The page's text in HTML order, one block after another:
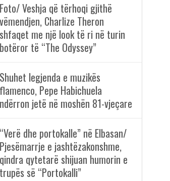
Foto/ Veshja që tërhoqi gjithë
vëmendjen, Charlize Theron
shfaqet me një look të ri në turin
botëror të “The Odyssey”
Shuhet legjenda e muzikës
flamenco, Pepe Habichuela
ndërron jetë në moshën 81-vjeçare
“Verë dhe portokalle” në Elbasan/
Pjesëmarrje e jashtëzakonshme,
qindra qytetarë shijuan humorin e
trupës së “Portokalli”